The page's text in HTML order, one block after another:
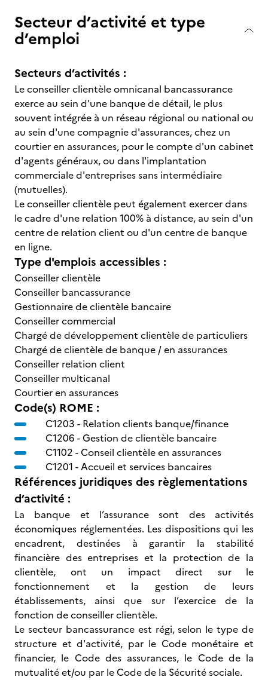
Secteur d’activité et type
d’emploi
Secteurs d’activités :
Le conseiller clientèle omnicanal bancassurance
exerce au sein d'une banque de détail, le plus
souvent intégrée à un réseau régional ou national ou
au sein d'une compagnie d'assurances, chez un
courtier en assurances, pour le compte d'un cabinet
d'agents généraux, ou dans l'implantation
commerciale d'entreprises sans intermédiaire
(mutuelles).
Le conseiller clientèle peut également exercer dans
le cadre d'une relation 100% à distance, au sein d'un
centre de relation client ou d'un centre de banque
en ligne.
Type d'emplois accessibles :
Conseiller clientèle
Conseiller bancassurance
Gestionnaire de clientèle bancaire
Conseiller commercial
Chargé de développement clientèle de particuliers
Chargé de clientèle de banque / en assurances
Conseiller relation client
Conseiller multicanal
Courtier en assurances
Code(s) ROME :
C1203 - Relation clients banque/finance
C1206 -Gestion de clientèle bancaire
C1102 -Conseil clientèle en assurances
C1201 -Accueil et services bancaires
Références juridiques des règlementations
d’activité :
La banque et l’assurance sont des activités
économiques réglementées. Les dispositions qui les
encadrent, destinées à garantir la stabilité
financière des entreprises et la protection de la
clientèle, ont un impact direct sur le
fonctionnement et la gestion de leurs
établissements, ainsi que sur l’exercice de la
fonction de conseiller clientèle.
Le secteur bancassurance est régi, selon le type de
structure et d'activité, par le Code monétaire et
financier, le Code des assurances, le Code de la
mutualité et/ou par le Code de la Sécurité sociale.